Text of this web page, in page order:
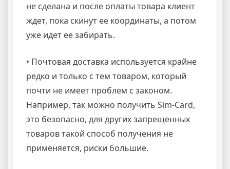
не сделана и после оплаты товара клиент
ждет, пока скинут ее координаты, а потом
уже идет ее забирать.
• Почтовая доставка используется крайне
редко и только с тем товаром, который
почти не имеет проблем с законом.
Например, так можно получить Sim-Card,
это безопасно, для других запрещенных
товаров такой способ получения не
применяется, риски большие.